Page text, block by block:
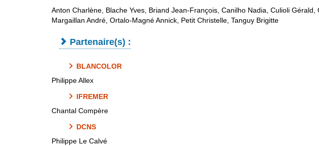
Anton Charlène, Blache Yves, Briand Jean-François, Canilho Nadia, Culioli
Margaillan André, Ortalo-Magné Annick, Petit Christelle, Tanguy Brigitte
Partenaire(s) :
BLANCOLOR
Philippe Allex
IFREMER
Chantal Compère
DCNS
Philippe Le Calvé